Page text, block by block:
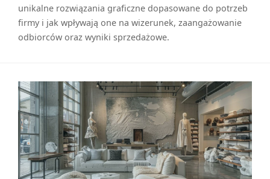
unikalne rozwiązania graficzne dopasowane do potrzeb
firmy i jak wpływają one na wizerunek, zaangażowanie
odbiorców oraz wyniki sprzedażowe.